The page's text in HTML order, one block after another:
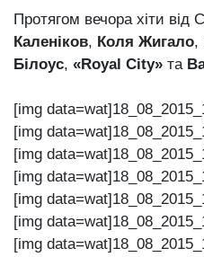
Протягом вечора хіти від
Каленіков, Коля Жигало,
Білоус, «Royal City» та
[img
[img
[img
[img
[img
[img
[img